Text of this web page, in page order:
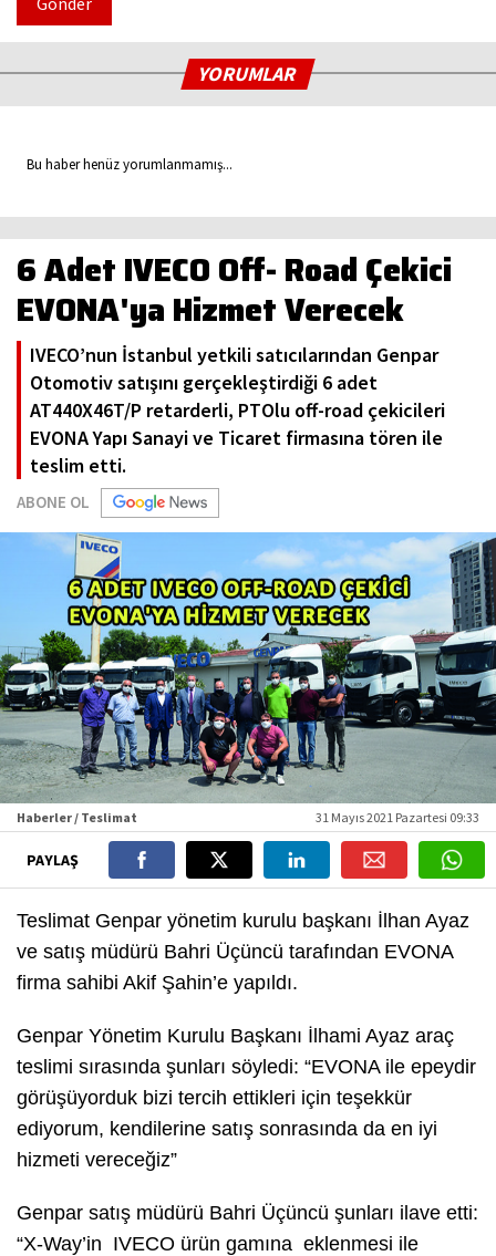
YORUMLAR
Bu haber henüz yorumlanmamış...
6 Adet IVECO Off- Road Çekici
EVONA'ya Hizmet Verecek
IVECO’nun İstanbul yetkili satıcılarından Genpar
Otomotiv satışını gerçekleştirdiği 6 adet
AT440X46T/P retarderli, PTOlu off-road çekicileri
EVONA Yapı Sanayi ve Ticaret firmasına tören ile
teslim etti.
ABONE OL
Haberler / Teslimat 31 Mayıs 2021 Pazartesi 09:33
PAYLAŞ
Teslimat Genpar yönetim kurulu başkanı İlhan Ayaz
ve satış müdürü Bahri Üçüncü tarafından EVONA
firma sahibi Akif Şahin’e yapıldı.
Genpar Yönetim Kurulu Başkanı İlhami Ayaz araç
teslimi sırasında şunları söyledi: “EVONA ile epeydir
görüşüyorduk bizi tercih ettikleri için teşekkür
ediyorum, kendilerine satış sonrasında da en iyi
hizmeti vereceğiz”
Genpar satış müdürü Bahri Üçüncü şunları ilave etti:
“X-Way’in IVECO ürün gamına eklenmesi ile